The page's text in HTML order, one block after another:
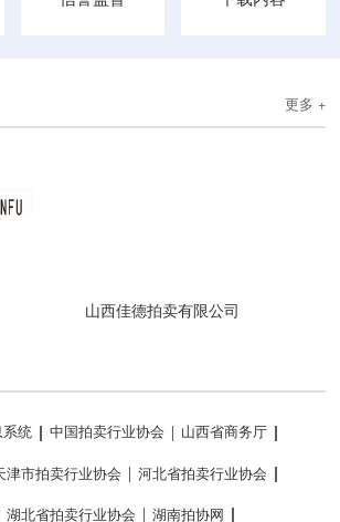
更多 +
山西佳德拍卖有限公司
统 中国拍卖行业协会 山西省商务厅
津市拍卖行业协会 河北省拍卖行业协会
湖北省拍卖行业协会 湖南拍协网